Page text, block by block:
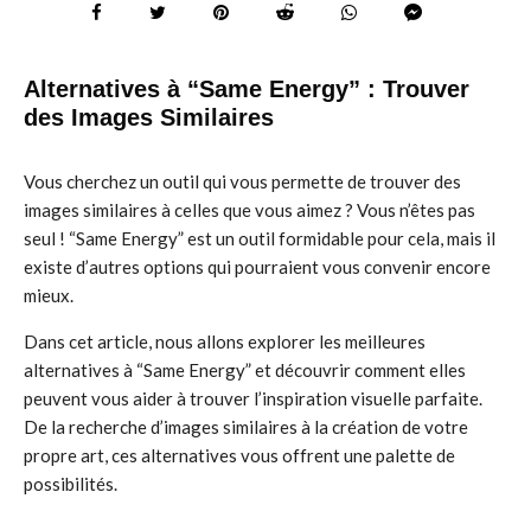
Alternatives à “Same Energy” : Trouver
des Images Similaires
Vous cherchez un outil qui vous permette de trouver des
images similaires à celles que vous aimez ? Vous n’êtes pas
seul ! “Same Energy” est un outil formidable pour cela, mais il
existe d’autres options qui pourraient vous convenir encore
mieux.
Dans cet article, nous allons explorer les meilleures
alternatives à “Same Energy” et découvrir comment elles
peuvent vous aider à trouver l’inspiration visuelle parfaite.
De la recherche d’images similaires à la création de votre
propre art, ces alternatives vous offrent une palette de
possibilités.